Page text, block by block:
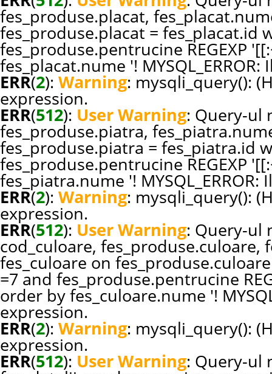
fes_produse.placat,
fes_produse.placat = fes_placat.id
fes_produse.pentrucine REGEXP
fes_placat.nume '!
ERR(2): Warning: mysqli_query():
expression.
ERR(512): User Warning: Query-ul
fes_produse.piatra,
fes_produse.piatra = fes_piatra.id
fes_produse.pentrucine REGEXP
fes_piatra.nume '!
ERR(2): Warning: mysqli_query():
expression.
ERR(512): User Warning: Query-ul
cod_culoare,
fes_culoare on
=7 and fes_produse.pentrucine
order by fes_culoare.nume '!
expression.
ERR(2): Warning: mysqli_query():
expression.
ERR(512): User Warning: Query-ul